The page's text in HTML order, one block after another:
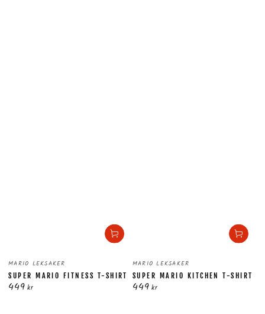
Säljare:
MARIO LEKSAKER
SUPER MARIO FITNESS T-SHIRT
Ordinarie
449 kr
Säljare:
MARIO LEKSAKER
SUPER MARIO KITCHEN T-SHIRT
Ordinarie
449 kr